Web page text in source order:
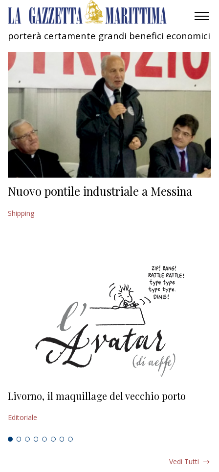
AMBIENTE
MOBILITÀ
INDUSTRIA
ECONOMIA
TURISMO
CULTURA
NAUTICA
porterà certamente grandi benefici economici
Nuovo pontile industriale a Messina
Shipping
Livorno, il maquillage del vecchio porto
Editoriale
Vedi Tutti